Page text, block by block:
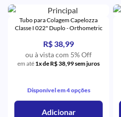
Tubo para Colagem Capelozza
Classe I 022" Duplo - Orthometric
R$ 38,99
ou à vista com 5% Off
em até 1x de R$ 38,99 sem juros
Disponível em 4 opções
Adicionar